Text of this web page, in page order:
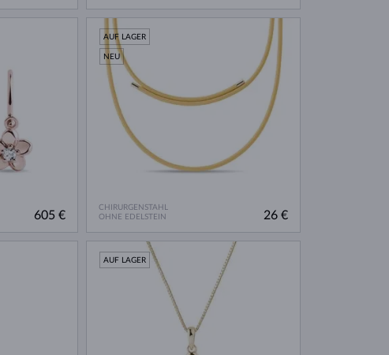
605 €
CHIRURGENSTAHL
OHNE EDELSTEIN
AUF LAGER
NEU
26 €
AUF LAGER